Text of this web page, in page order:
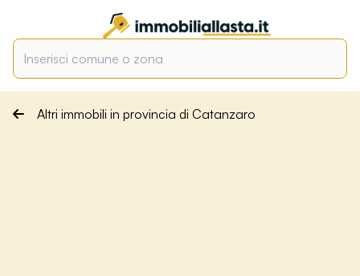
Altri immobili in provincia di Catanzaro